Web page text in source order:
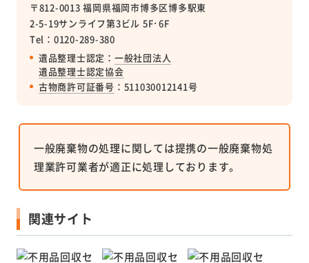
〒812-0013 福岡県福岡市博多区博多駅東
2-5-19サンライフ第3ビル 5F･6F
Tel：0120-289-380
遺品整理士認定： 一般社団法人
遺品整理士認定協会
古物商許可証番号 ：511030012141号
一般廃棄物の処理に関しては提携の一般廃棄物処
理業許可業者が適正に処理しております。
関連サイト